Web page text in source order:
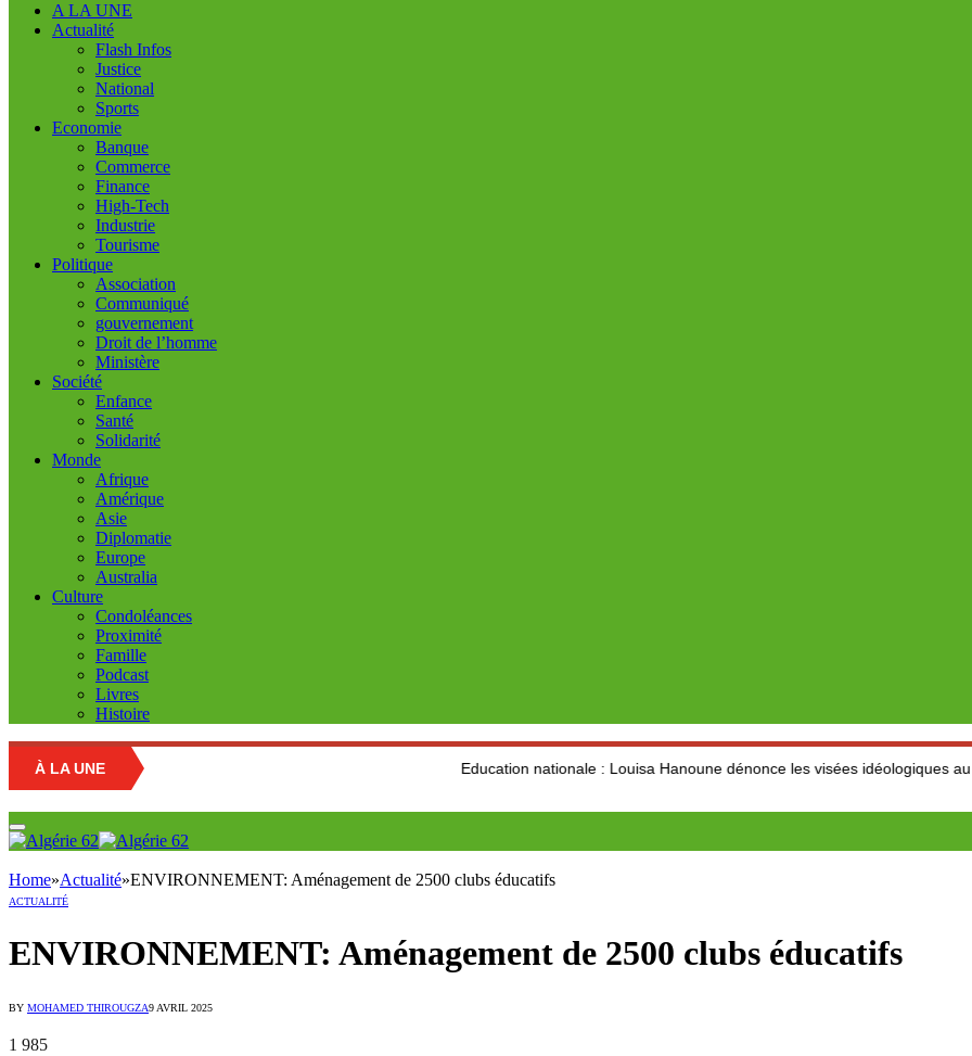
A LA UNE
Actualité
Flash Infos
Justice
National
Sports
Economie
Banque
Commerce
Finance
High-Tech
Industrie
Tourisme
Politique
Association
Communiqué
gouvernement
Droit de l’homme
Ministère
Société
Enfance
Santé
Solidarité
Monde
Afrique
Amérique
Asie
Diplomatie
Europe
Australia
Culture
Condoléances
Proximité
Famille
Podcast
Livres
Histoire
À LA UNE Education nationale : Louisa Hanoune dénonce les visées idéologiques au dépend du
Home»Actualité»ENVIRONNEMENT: Aménagement de 2500 clubs éducatifs
ACTUALITÉ
ENVIRONNEMENT: Aménagement de 2500 clubs éducatifs
BY MOHAMED THIROUGZA9 AVRIL 2025
1 985